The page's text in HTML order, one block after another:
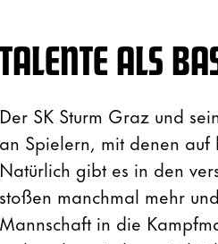
TALENTE ALS
Der SK Sturm Graz und
an Spielern, mit denen
Natürlich gibt es in den
stoßen manchmal mehr
Mannschaft in die